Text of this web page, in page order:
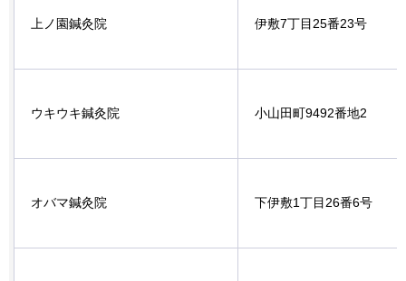
上ノ園鍼灸院 伊敷7丁目25番23号
ウキウキ鍼灸院 小山田町9492番地2
オバマ鍼灸院 下伊敷1丁目26番6号